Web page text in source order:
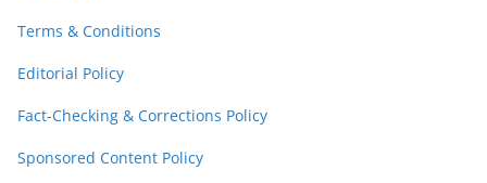
Terms & Conditions
Editorial Policy
Fact-Checking & Corrections Policy
Sponsored Content Policy